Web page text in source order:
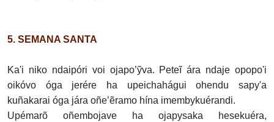
5. SEMANA SANTA
Ka'i niko ndaipóri voi ojapo’ỹva. Peteĩ ára ndaje opopo'i
oikóvo óga jerére ha upeichahágui ohendu sapy'a
kuñakarai óga jára oñe’ẽramo hína imembykuérandi.
Upémarõ oñembojave ha ojapysaka hesekuéra,